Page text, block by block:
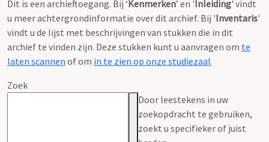
Dit is een archieftoegang. Bij ‘Kenmerken’ en 'Inleiding' vindt
u meer achtergrondinformatie over dit archief. Bij 'Inventaris'
vindt u de lijst met beschrijvingen van stukken die in dit
archief te vinden zijn. Deze stukken kunt u aanvragen om te
laten scannen of om in te zien op onze studiezaal.
Zoek
Door leestekens in uw
zoekopdracht te gebruiken,
zoekt u specifieker of juist